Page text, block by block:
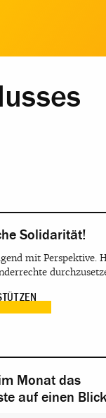
Solidarität!
mit Perspektive.
Monat das
auf einen